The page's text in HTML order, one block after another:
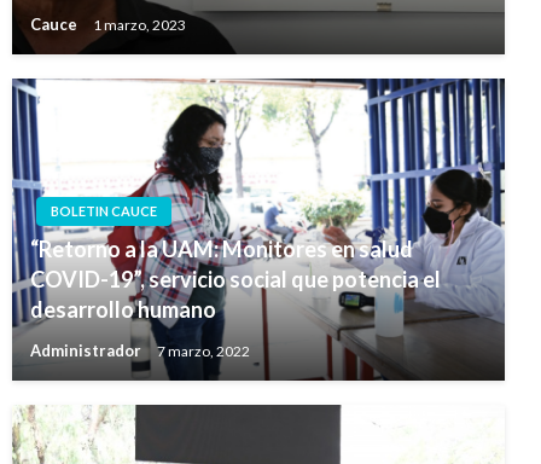
Cauce 1 marzo, 2023
BOLETIN CAUCE
“Retorno a la UAM: Monitores en salud
COVID-19”, servicio social que potencia el
desarrollo humano
Administrador 7 marzo, 2022